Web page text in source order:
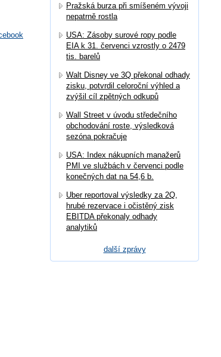
Pražská burza při smíšeném vývoji
nepatrně rostla
USA: Zásoby surové ropy podle
EIA k 31. červenci vzrostly o 2479
tis. barelů
Walt Disney ve 3Q překonal odhady
zisku, potvrdil celoroční výhled a
zvýšil cíl zpětných odkupů
Wall Street v úvodu středečního
obchodování roste, výsledková
sezóna pokračuje
USA: Index nákupních manažerů
PMI ve službách v červenci podle
konečných dat na 54,6 b.
Uber reportoval výsledky za 2Q,
hrubé rezervace i očistěný zisk
EBITDA překonaly odhady
analytiků
další zprávy